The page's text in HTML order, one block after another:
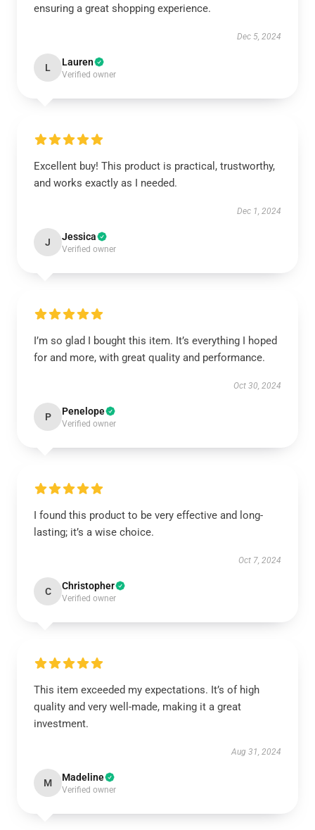
ensuring a great shopping experience.
Dec 5, 2024
L Lauren
Verified owner
Excellent buy! This product is practical, trustworthy,
and works exactly as I needed.
Dec 1, 2024
J Jessica
Verified owner
I’m so glad I bought this item. It’s everything I hoped
for and more, with great quality and performance.
Oct 30, 2024
P Penelope
Verified owner
I found this product to be very effective and long-
lasting; it’s a wise choice.
Oct 7, 2024
C Christopher
Verified owner
This item exceeded my expectations. It’s of high
quality and very well-made, making it a great
investment.
Aug 31, 2024
M Madeline
Verified owner